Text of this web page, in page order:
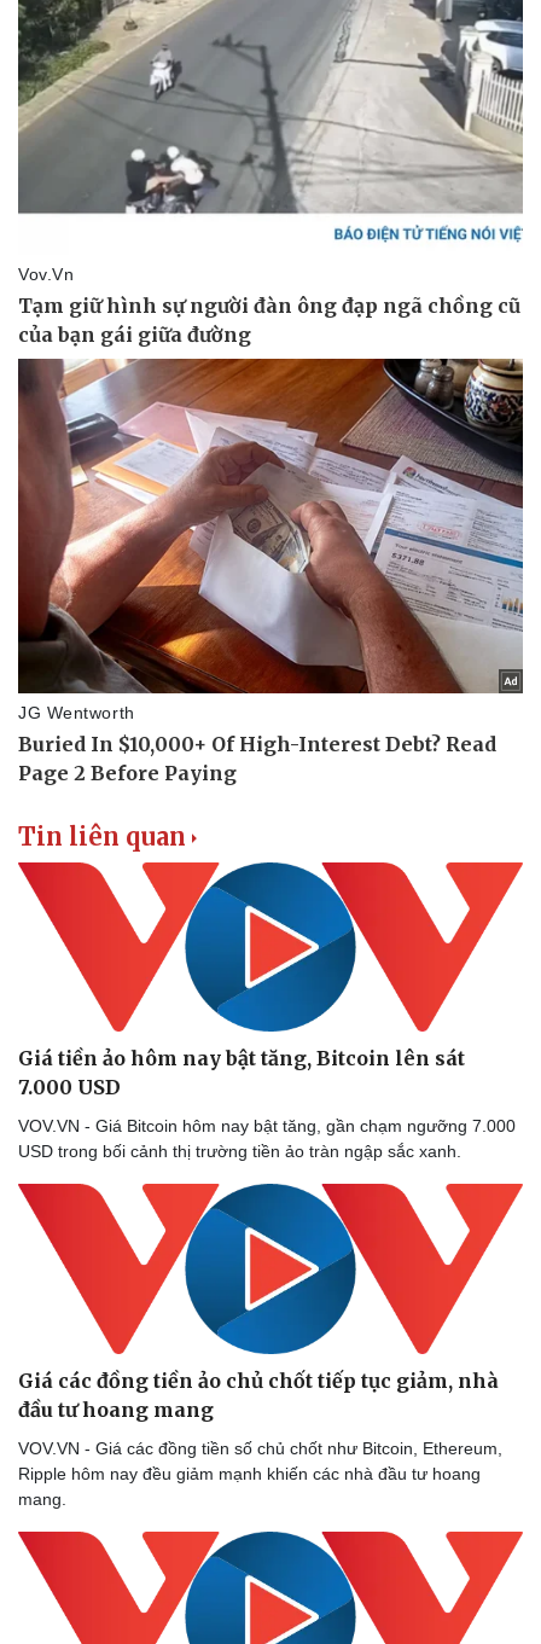
Thể thao
Bóng đá
Lịch thi đấu bóng đá
Thế giới thể thao
eSports
Ô tô - Xe máy
Xe máy
Tin liên quan
Giá tiền ảo hôm nay bật tăng, Bitcoin lên sát
7.000 USD
VOV.VN - Giá Bitcoin hôm nay bật tăng, gần chạm ngưỡng 7.000
USD trong bối cảnh thị trường tiền ảo tràn ngập sắc xanh.
Giá các đồng tiền ảo chủ chốt tiếp tục giảm, nhà
đầu tư hoang mang
VOV.VN - Giá các đồng tiền số chủ chốt như Bitcoin, Ethereum,
Ripple hôm nay đều giảm mạnh khiến các nhà đầu tư hoang
mang.